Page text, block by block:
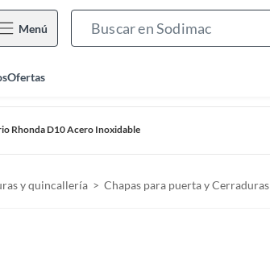
Menú
Ofertas
Rhonda D10 Acero Inoxidable
y quincallería Chapas para puerta y Cerraduras